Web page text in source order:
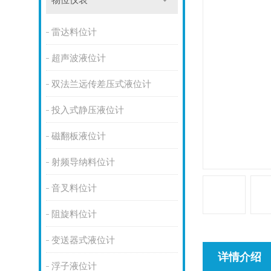
雷达料位计
超声波液位计
双法兰远传差压式液位计
投入式静压液位计
磁翻板液位计
射频导纳料位计
音叉料位计
阻旋料位计
变送器式液位计
浮子液位计
详情介绍